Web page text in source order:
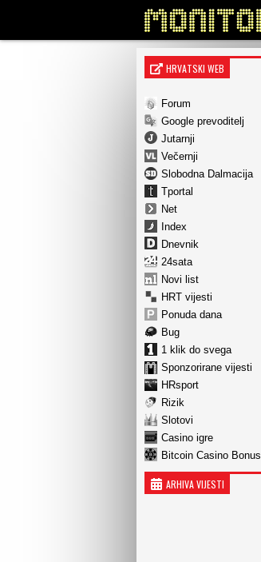
HRVATSKI WEB
Forum
Google prevoditelj
Jutarnji
Večernji
Slobodna Dalmacija
Tportal
Net
Index
Dnevnik
24sata
Novi list
HRT vijesti
Ponuda dana
Bug
1 klik do svega
Sponzorirane vijesti
HRsport
Rizik
Slotovi
Casino igre
Bitcoin Casino Bonus
ARHIVA VIJESTI